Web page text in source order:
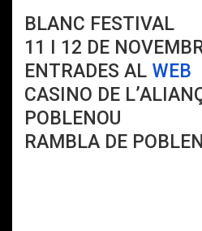
BLANC FESTIVAL
11 I 12 DE
ENTRADES AL WEB
CASINO DE
POBLENOU
RAMBLA DE